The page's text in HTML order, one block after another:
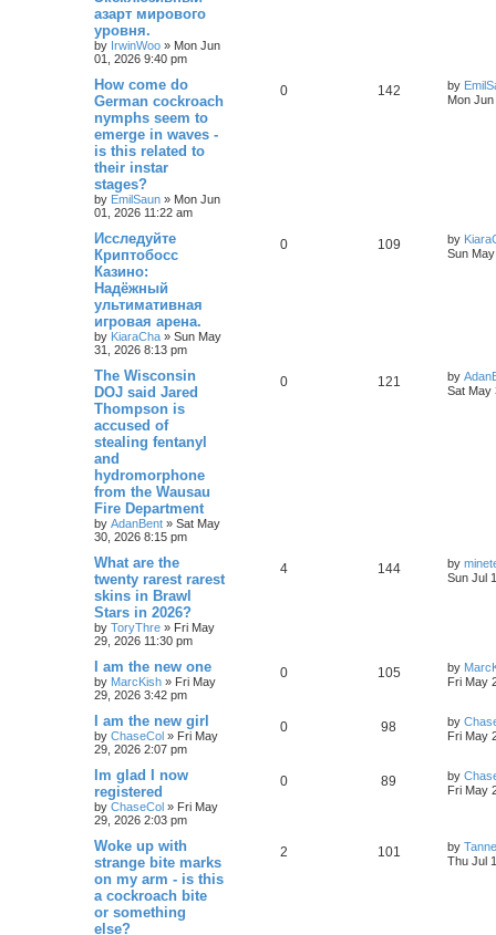
азарт мирового
уровня.
by IrwinWoo » Mon Jun
01, 2026 9:40 pm
How come do
German cockroach
nymphs seem to
emerge in waves -
is this related to
their instar
stages?
by EmilSaun » Mon Jun
01, 2026 11:22 am
0 142 by
Mon
Исследуйте
Криптобосс
Казино:
Надёжный
ультимативная
игровая арена.
by KiaraCha » Sun May
31, 2026 8:13 pm
0 109 by
Sun
The Wisconsin
DOJ said Jared
Thompson is
accused of
stealing fentanyl
and
hydromorphone
from the Wausau
Fire Department
by AdanBent » Sat May
30, 2026 8:15 pm
0 121 by
Sat May
What are the
twenty rarest rarest
skins in Brawl
Stars in 2026?
by ToryThre » Fri May
29, 2026 11:30 pm
4 144 by
Sun Jul
I am the new one
by MarcKish » Fri May
29, 2026 3:42 pm
0 105 by
Fri May
I am the new girl
by ChaseCol » Fri May
29, 2026 2:07 pm
0 98 by
Fri May
Im glad I now
registered
by ChaseCol » Fri May
29, 2026 2:03 pm
0 89 by
Fri May
Woke up with
strange bite marks
on my arm - is this
a cockroach bite
or something
else?
2 101 by
Thu Jul